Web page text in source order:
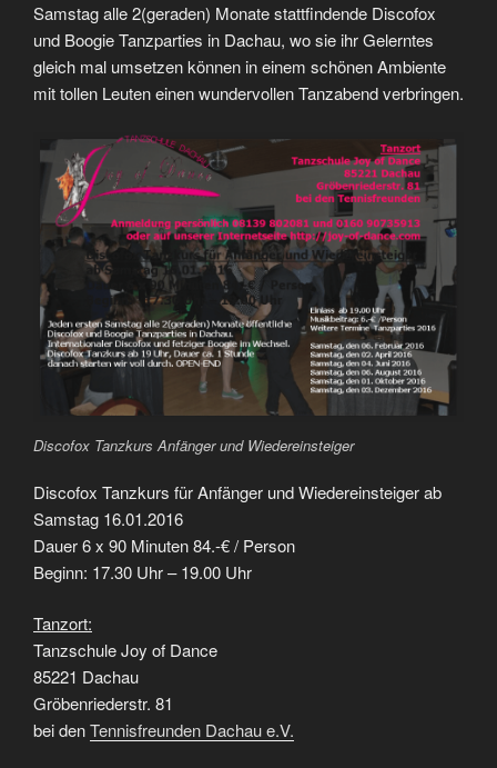
Samstag alle 2(geraden) Monate stattfindende Discofox
und Boogie Tanzparties in Dachau, wo sie ihr Gelerntes
gleich mal umsetzen können in einem schönen Ambiente
mit tollen Leuten einen wundervollen Tanzabend verbringen.
Discofox Tanzkurs Anfänger und Wiedereinsteiger
Discofox Tanzkurs für Anfänger und Wiedereinsteiger ab
Samstag 16.01.2016
Dauer 6 x 90 Minuten 84.-€ / Person
Beginn: 17.30 Uhr – 19.00 Uhr
Tanzort:
Tanzschule Joy of Dance
85221 Dachau
Gröbenriederstr. 81
bei denTennisfreunden Dachau e.V.